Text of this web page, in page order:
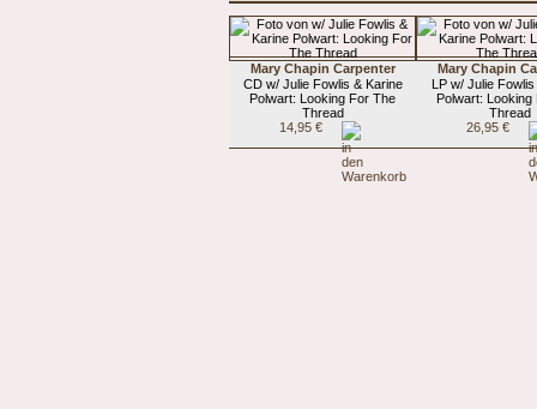
Mary Chapin Carpenter
CD w/ Julie Fowlis & Karine
Polwart: Looking For The
Thread
14,95 €
Mary Chapin
LP w/ Julie
Polwart: Looking
Thread
26,95 €